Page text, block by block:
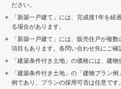
ださい。
「新築一戸建て」には、完成後1年を
る場合があります。
「新築一戸建て」には、販売住戸が複
項目もあります。各問い合わせ先にご確
「建築条件付き土地」の価格には、建物
「建築条件付き土地」の「建物プラン
例であり、プランの採用可否は任意です。